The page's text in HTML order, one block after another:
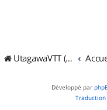
UtagawaVTT (Randos VTT et VTTAE avec traces GPS)
Développé par